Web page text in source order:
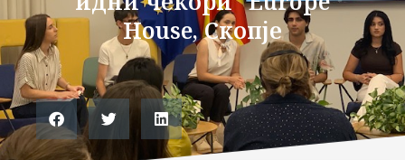
House, Скопје